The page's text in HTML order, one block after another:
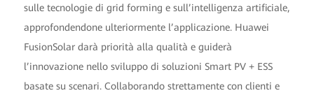
sulle tecnologie di grid forming e sull’intelligenza artificiale,
approfondendone ulteriormente l’applicazione. Huawei
FusionSolar darà priorità alla qualità e guiderà
l’innovazione nello sviluppo di soluzioni Smart PV + ESS
basate su scenari. Collaborando strettamente con clienti e